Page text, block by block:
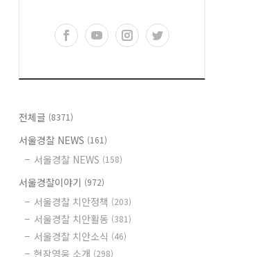
전체글 (8371)
서울경찰 NEWS (161)
서울경찰 NEWS (158)
서울경찰이야기 (972)
서울경찰 치안정책 (203)
서울경찰 치안활동 (381)
서울경찰 치안소식 (46)
현장영웅 소개 (298)